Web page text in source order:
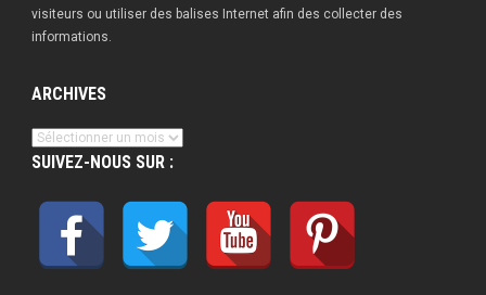
visiteurs ou utiliser des balises Internet afin des collecter des
informations.
ARCHIVES
Archives
SUIVEZ-NOUS SUR :